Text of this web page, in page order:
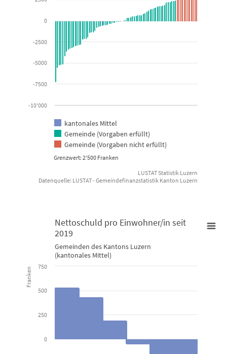
The chart has 1 X axis displaying categories.
The chart has 1 Y axis displaying Franken. Data ranges from -
Grenzwert: 2'500 Franken
kantonales Mittel
Gemeinde (Vorgaben erfüllt)
Gemeinde (Vorgaben nicht erfüllt)
-10'000
-7500
-5000
-2500
0
LUSTAT Statistik Luzern
Datenquelle: LUSTAT - Gemeindefinanzstatistik Kanton Luzern
Nettoschuld pro Einwohner/in seit 2019
Bar chart with 6 bars.
Gemeinden des Kantons Luzern (kantonales Mittel)
The chart has 1 X axis displaying categories.
The chart has 1 Y axis displaying Franken. Data ranges from -588
Franken
Nettoschuld pro Einwohner/in seit
2019
Gemeinden des Kantons Luzern
(kantonales Mittel)
0
250
500
750